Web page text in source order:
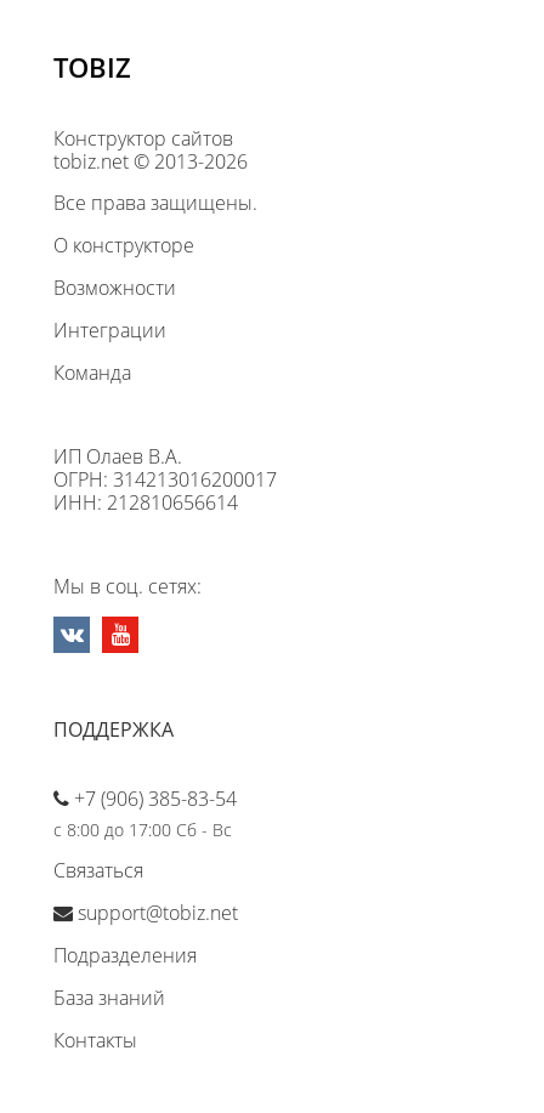
TOBIZ
Конструктор сайтов
tobiz.net © 2013-2026
Все права защищены.
О конструкторе
Возможности
Интеграции
Команда
ИП Олаев В.А.
ОГРН: 314213016200017
ИНН: 212810656614
Мы в соц. сетях:
ПОДДЕРЖКА
+7 (906) 385-83-54
с 8:00 до 17:00 Сб - Вс
Связаться
support@tobiz.net
Подразделения
База знаний
Контакты